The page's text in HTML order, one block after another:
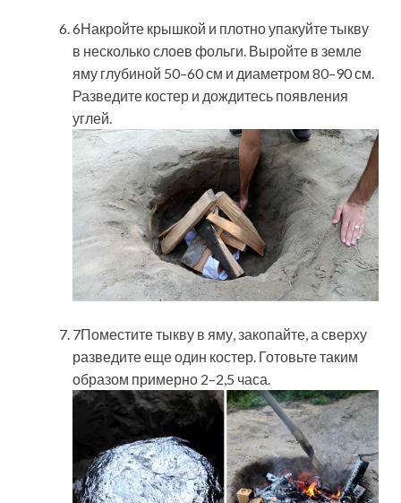
6Накройте крышкой и плотно упакуйте тыкву
в несколько слоев фольги. Выройте в земле
яму глубиной 50–60 см и диаметром 80–90 см.
Разведите костер и дождитесь появления
углей.
7Поместите тыкву в яму, закопайте, а сверху
разведите еще один костер. Готовьте таким
образом примерно 2–2,5 часа.